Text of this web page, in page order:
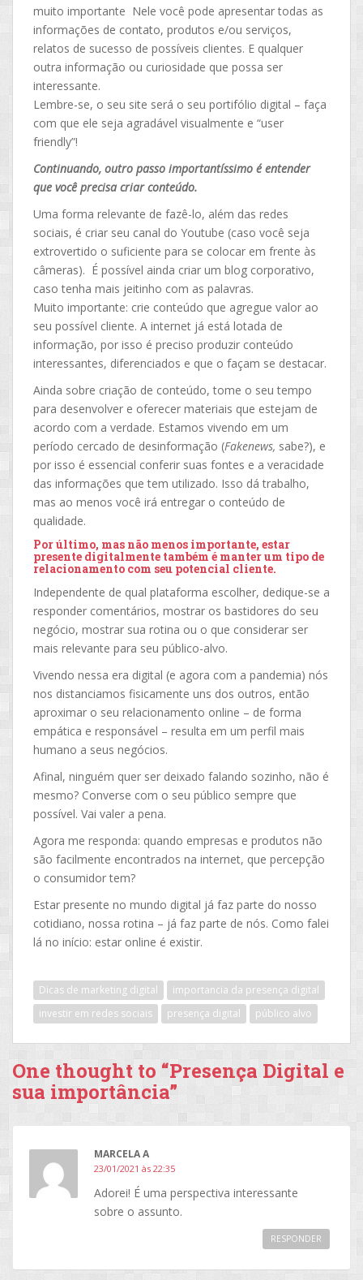
muito importante Nele você pode apresentar todas as
informações de contato, produtos e/ou serviços,
relatos de sucesso de possíveis clientes. E qualquer
outra informação ou curiosidade que possa ser
interessante.
Lembre-se, o seu site será o seu portifólio digital – faça
com que ele seja agradável visualmente e “user
friendly”!
Continuando, outro passo importantíssimo é entender
que você precisa criar conteúdo.
Uma forma relevante de fazê-lo, além das redes
sociais, é criar seu canal do Youtube (caso você seja
extrovertido o suficiente para se colocar em frente às
câmeras). É possível ainda criar um blog corporativo,
caso tenha mais jeitinho com as palavras.
Muito importante: crie conteúdo que agregue valor ao
seu possível cliente. A internet já está lotada de
informação, por isso é preciso produzir conteúdo
interessantes, diferenciados e que o façam se destacar.
Ainda sobre criação de conteúdo, tome o seu tempo
para desenvolver e oferecer materiais que estejam de
acordo com a verdade. Estamos vivendo em um
período cercado de desinformação (Fakenews, sabe?), e
por isso é essencial conferir suas fontes e a veracidade
das informações que tem utilizado. Isso dá trabalho,
mas ao menos você irá entregar o conteúdo de
qualidade.
Por último, mas não menos importante, estar
presente digitalmente também é manter um tipo de
relacionamento com seu potencial cliente.
Independente de qual plataforma escolher, dedique-se a
responder comentários, mostrar os bastidores do seu
negócio, mostrar sua rotina ou o que considerar ser
mais relevante para seu público-alvo.
Vivendo nessa era digital (e agora com a pandemia) nós
nos distanciamos fisicamente uns dos outros, então
aproximar o seu relacionamento online – de forma
empática e responsável – resulta em um perfil mais
humano a seus negócios.
Afinal, ninguém quer ser deixado falando sozinho, não é
mesmo? Converse com o seu público sempre que
possível. Vai valer a pena.
Agora me responda: quando empresas e produtos não
são facilmente encontrados na internet, que percepção
o consumidor tem?
Estar presente no mundo digital já faz parte do nosso
cotidiano, nossa rotina – já faz parte de nós. Como falei
lá no início: estar online é existir.
Dicas de marketing digital
importancia da presença digital
investir em redes sociais
presença digital público alvo
One thought to “Presença Digital e
sua importância”
MARCELA A
23/01/2021 às 22:35
Adorei! É uma perspectiva interessante
sobre o assunto.
RESPONDER